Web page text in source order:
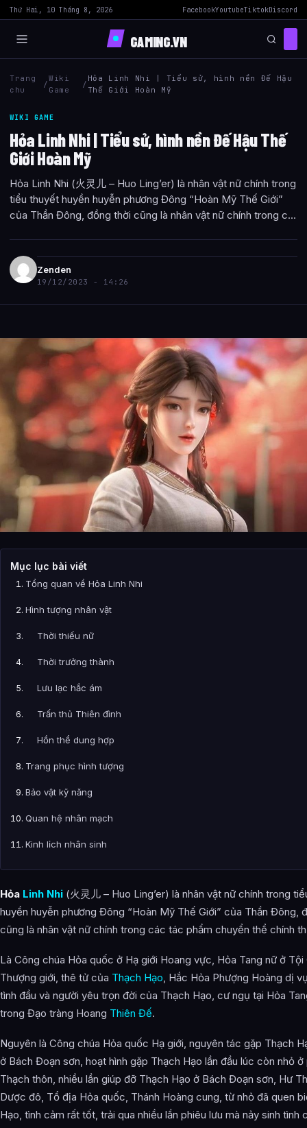
Thứ Hai, 10 Tháng 8, 2026 FacebookYoutubeTiktokDiscord
GAMING.VN
Trang
chu
/
Wiki
Game
/
Hỏa Linh Nhi | Tiểu sử, hình nền Đế Hậu
Thế Giới Hoàn Mỹ
WIKI GAME
Hỏa Linh Nhi | Tiểu sử, hình nền Đế Hậu Thế
Giới Hoàn Mỹ
Hỏa Linh Nhi (火灵儿 – Huo Ling’er) là nhân vật nữ chính trong
tiểu thuyết huyền huyễn phương Đông “Hoàn Mỹ Thế Giới”
của Thần Đông, đồng thời cũng là nhân vật nữ chính trong c...
Zenden
19/12/2023 - 14:26
Mục lục bài viết
Tổng quan về Hỏa Linh Nhi
Hình tượng nhân vật
Thời thiếu nữ
Thời trưởng thành
Lưu lạc hắc ám
Trấn thủ Thiên đình
Hồn thể dung hợp
Trang phục hình tượng
Bảo vật kỹ năng
Quan hệ nhân mạch
Kinh lịch nhân sinh
Bách đoạn sơn sơ ngộ
Hư thần giới cứu viện
Dược đô chi hành
Chờ ta trở về, dẫn ngươi xem hết thế gian rực rỡ
Thành hôn
Bị bắt vào dị vực
Hắc ám hỏa hoàng
Hỏa Linh Nhi (火灵儿 – Huo Ling’er) là nhân vật nữ chính trong
huyền huyễn phương Đông “Hoàn Mỹ Thế Giới” của Thần Đông,
cũng là nhân vật nữ chính trong các tác phẩm chuyển thể chính
Là Công chúa Hỏa quốc ở Hạ giới Hoang vực, Hỏa Tang nữ ở Tội
Thượng giới, thê tử của Thạch Hạo, Hắc Hỏa Phượng Hoàng dị
tình đầu và người yêu trọn đời của Thạch Hạo, cư ngụ tại Hỏa
trong Đạo tràng Hoang Thiên Đế.
Nguyên là Công chúa Hỏa quốc Hạ giới, nguyên tác gặp Thạch
ở Bách Đoạn sơn, hoạt hình gặp Thạch Hạo lần đầu lúc còn nhỏ
Thạch thôn, nhiều lần giúp đỡ Thạch Hạo ở Bách Đoạn sơn, Hư
Dược đô, Tổ địa Hỏa quốc, Thánh Hoàng cung, từ nhỏ đã quen
Hạo, tình cảm rất tốt, trải qua nhiều lần phiêu lưu mà nảy sinh tình